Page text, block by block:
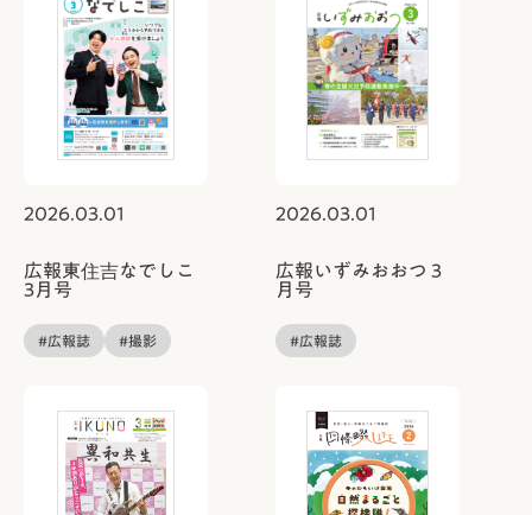
2026.03.01
広報東住吉なでしこ
3月号
#広報誌 #撮影
2026.03.01
広報いずみおおつ 3
月号
#広報誌